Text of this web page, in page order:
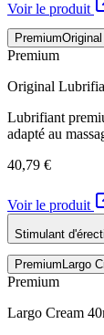
Voir le produit
Premium
Premium
Original
Lubrifiant
adapté au
40,79 €
Voir le produit
Stimulant
Premium Largo
Premium
Largo Cream